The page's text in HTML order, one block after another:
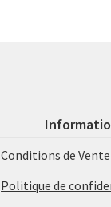
Conditions de Vente
Politique de